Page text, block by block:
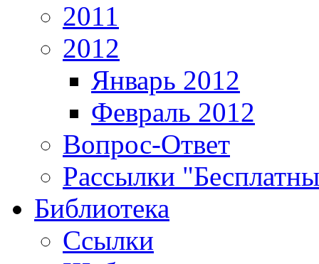
2011
2012
Январь 2012
Февраль 2012
Вопрос-Ответ
Рассылки
Библиотека
Ссылки